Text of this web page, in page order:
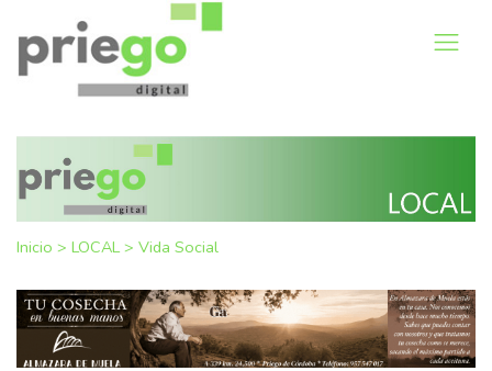
Inicio > LOCAL > Vida Social